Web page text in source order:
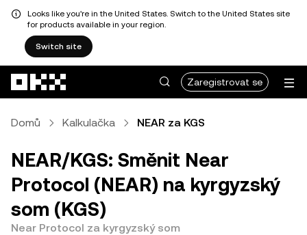
Looks like you're in the United States. Switch to the United States site
for products available in your region.
Switch site
Zaregistrovat se
Domů Kalkulačka NEAR za KGS
NEAR/KGS: Směnit Near
Protocol (NEAR) na kyrgyzský
som (KGS)
Near Protocol za kyrgyzský som